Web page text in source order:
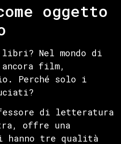
oggetto
Nel mondo di
film,
Perché solo i
di letteratura
offre una
tre qualità